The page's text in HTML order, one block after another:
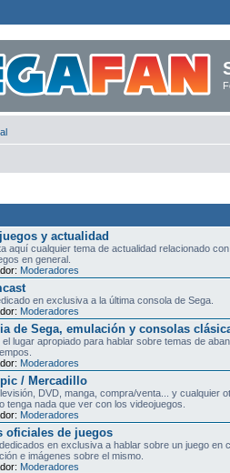
y actualidad
aquí cualquier tema de actualidad relacionado
en general.
Moderadores
en exclusiva a la última consola de Sega.
Moderadores
de Sega, emulación y consolas
el lugar apropiado para hablar sobre temas de
Moderadores
/ Mercadillo
DVD, manga, compra/venta... y cualquier
tenga nada que ver con los videojuegos.
Moderadores
oficiales de juegos
en exclusiva a hablar sobre un juego en
e imágenes sobre el mismo.
Moderadores